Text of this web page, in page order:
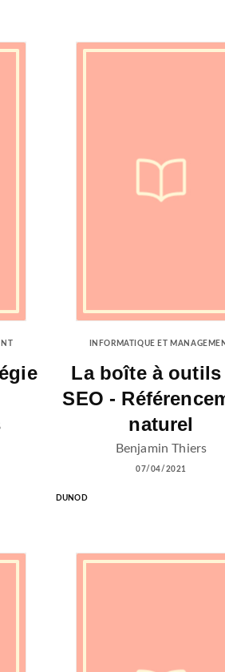
INFORMATIQUE ET
La boîte à outils
SEO -
naturel
Benjamin Thiers
07/04/2021
DUNOD